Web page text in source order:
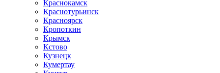
Краснокамск
Краснотурьинск
Красноярск
Кропоткин
Крымск
Кстово
Кузнецк
Кумертау